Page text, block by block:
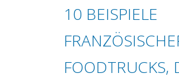
10 BEISPIELE
FOODTRUCKS,